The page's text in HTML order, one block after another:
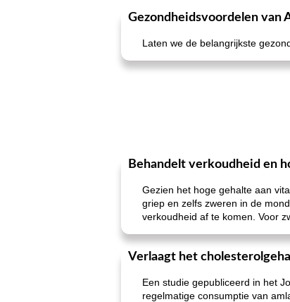
Gezondheidsvoordelen van
Laten we de belangrijkste
Behandelt verkoudheid en
Gezien het hoge gehalte aan
griep en zelfs zweren in de
verkoudheid af te komen. Voor
Verlaagt het
Een studie gepubliceerd in het
regelmatige consumptie van